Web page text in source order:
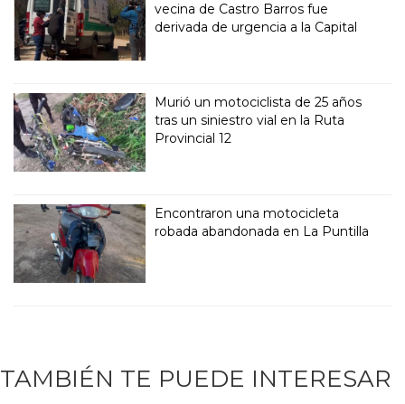
vecina de Castro Barros fue
derivada de urgencia a la Capital
Murió un motociclista de 25 años
tras un siniestro vial en la Ruta
Provincial 12
Encontraron una motocicleta
robada abandonada en La Puntilla
TAMBIÉN TE PUEDE INTERESAR